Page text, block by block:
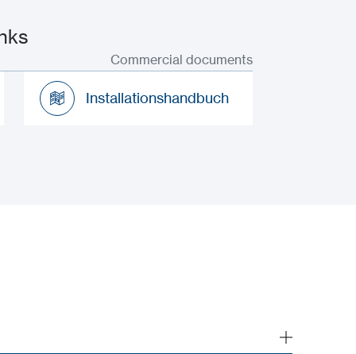
Commercial documents
Installationshandbuch